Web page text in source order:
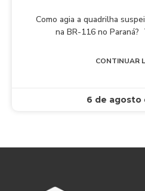
Como agia a quadrilha
na BR-116 no Paraná?
CONTINUAR
6 de agosto